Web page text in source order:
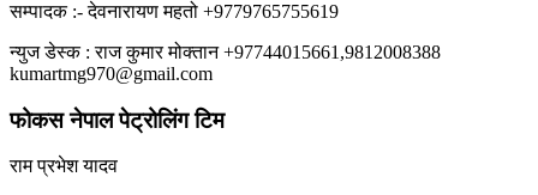
सम्पादक :- देवनारायण महतो +9779765755619
न्युज डेस्क : राज कुमार मोक्तान +97744015661,9812008388
kumartmg970@gmail.com
फोकस नेपाल पेट्रोलिंग टिम
राम प्रभेश यादव